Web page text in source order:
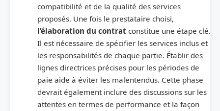
compatibilité et de la qualité des services
proposés. Une fois le prestataire choisi,
l’élaboration du contrat constitue une étape clé.
Il est nécessaire de spécifier les services inclus et
les responsabilités de chaque partie. Établir des
lignes directrices précises pour les périodes de
paie aide à éviter les malentendus. Cette phase
devrait également inclure des discussions sur les
attentes en termes de performance et la façon